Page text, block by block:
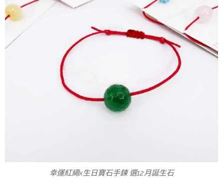
幸運紅繩x生日寶石手鍊 選12月誕生石
十二月螢石